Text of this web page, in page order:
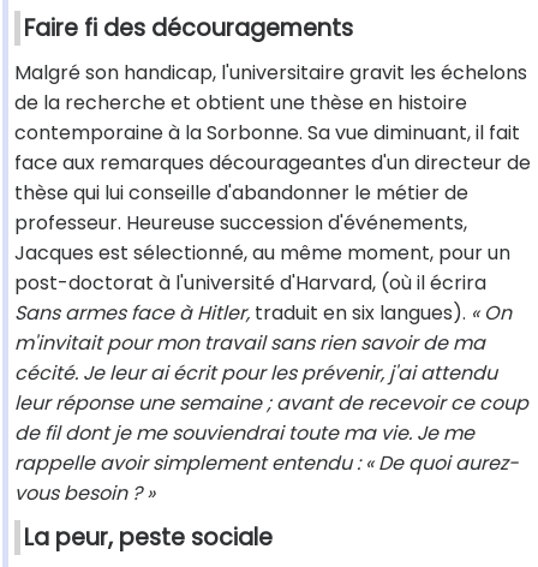
Faire fi des découragements
Malgré son handicap, l'universitaire gravit les échelons
de la recherche et obtient une thèse en histoire
contemporaine à la Sorbonne. Sa vue diminuant, il fait
face aux remarques décourageantes d'un directeur de
thèse qui lui conseille d'abandonner le métier de
professeur. Heureuse succession d'événements,
Jacques est sélectionné, au même moment, pour un
post-doctorat à l'université d'Harvard, (où il écrira
Sans armes face à Hitler, traduit en six langues). « On
m'invitait pour mon travail sans rien savoir de ma
cécité. Je leur ai écrit pour les prévenir, j'ai attendu
leur réponse une semaine ; avant de recevoir ce coup
de fil dont je me souviendrai toute ma vie. Je me
rappelle avoir simplement entendu : « De quoi aurez-
vous besoin ? »
La peur, peste sociale